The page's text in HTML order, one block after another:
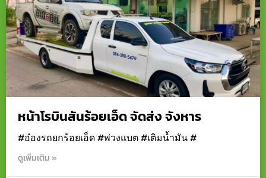
หน้าโรบินสันร้อยเอ็ด จัดส่ง จังหาร
#อ๋องรถยกร้อยเอ็ด #พ่วงแบต #เติมน้ำมัน #
ดูเพิ่มเติม »